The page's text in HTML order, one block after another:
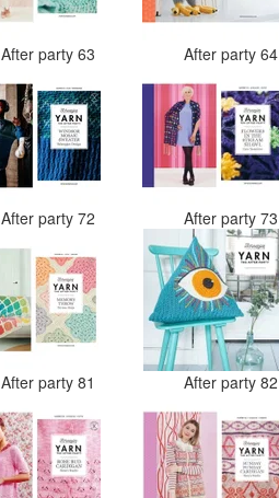
After party 63 After party 64
After party 72 After party 73
After party 81 After party 82